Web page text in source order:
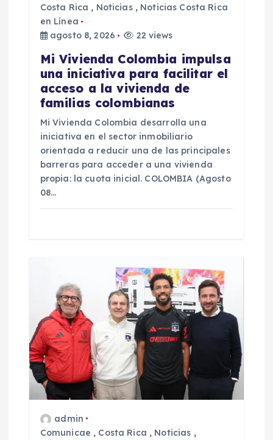
Costa Rica , Noticias, Noticias Costa Rica
en Línea
agosto 8, 2026
22 views
Mi Vivienda Colombia impulsa
una iniciativa para facilitar el
acceso a la vivienda de
familias colombianas
Mi Vivienda Colombia desarrolla una
iniciativa en el sector inmobiliario
orientada a reducir una de las principales
barreras para acceder a una vivienda
propia: la cuota inicial. COLOMBIA (Agosto
08…
admin
Comunicae , Costa Rica , Noticias ,